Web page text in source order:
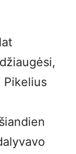
Pikelius